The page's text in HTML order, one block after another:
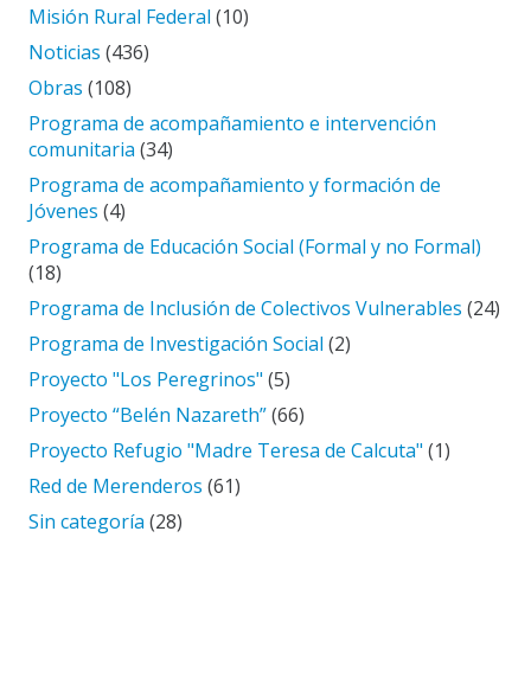
Misión Rural Federal (10)
Noticias (436)
Obras (108)
Programa de acompañamiento e intervención
comunitaria (34)
Programa de acompañamiento y formación de
Jóvenes (4)
Programa de Educación Social (Formal y no Formal)
(18)
Programa de Inclusión de Colectivos Vulnerables (24)
Programa de Investigación Social (2)
Proyecto "Los Peregrinos" (5)
Proyecto “Belén Nazareth”(66)
Proyecto Refugio "Madre Teresa de Calcuta" (1)
Red de Merenderos (61)
Sin categoría (28)